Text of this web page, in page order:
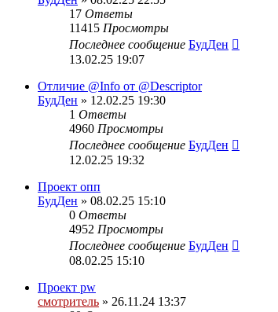
17 Ответы
11415 Просмотры
Последнее сообщение БудДен
13.02.25 19:07
Отличие @Info от @Descriptor
БудДен » 12.02.25 19:30
1 Ответы
4960 Просмотры
Последнее сообщение БудДен
12.02.25 19:32
Проект опп
БудДен » 08.02.25 15:10
0 Ответы
4952 Просмотры
Последнее сообщение БудДен
08.02.25 15:10
Проект pw
смотритель » 26.11.24 13:37